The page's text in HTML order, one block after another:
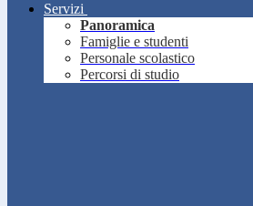
Servizi
Panoramica
Famiglie e studenti
Personale scolastico
Percorsi di studio